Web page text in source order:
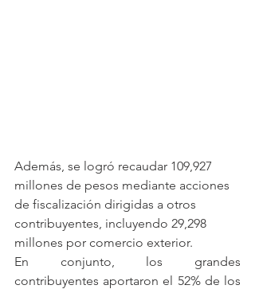
Además, se logró recaudar 109,927
millones de pesos mediante acciones
de fiscalización dirigidas a otros
contribuyentes, incluyendo 29,298
millones por comercio exterior.
En conjunto, los grandes
contribuyentes aportaron el 52% de los